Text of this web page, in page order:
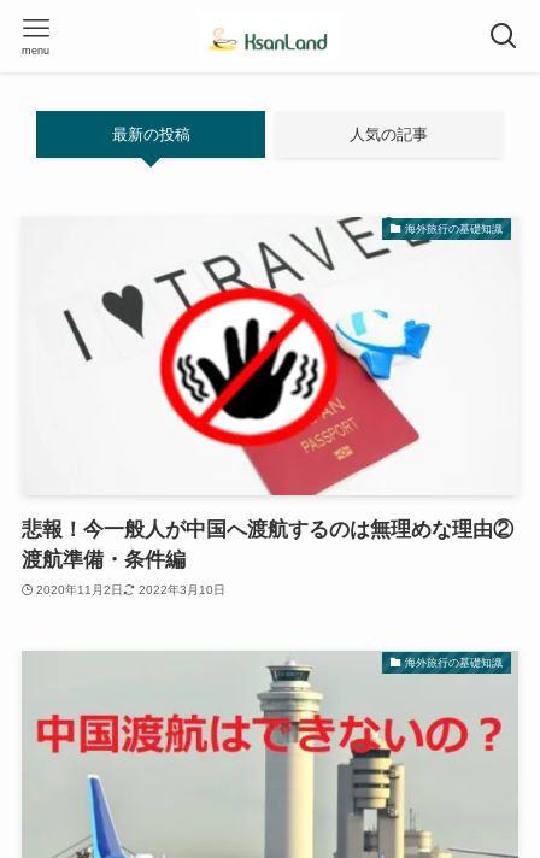
menu
最新の投稿 人気の記事
海外旅行の基礎知識
悲報！今一般人が中国へ渡航するのは無理めな理由②
渡航準備・条件編
2020年11月2日 2022年3月10日
海外旅行の基礎知識